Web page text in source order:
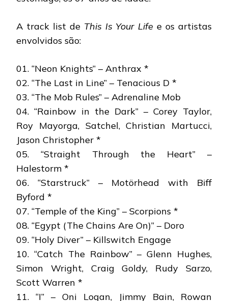
A track list de This Is Your Life e os artistas
envolvidos são:
01. “Neon Knights” – Anthrax *
02. “The Last in Line” – Tenacious D *
03. “The Mob Rules” – Adrenaline Mob
04. “Rainbow in the Dark” – Corey Taylor,
Roy Mayorga, Satchel, Christian Martucci,
Jason Christopher *
05. “Straight Through the Heart” –
Halestorm *
06. “Starstruck” – Motörhead with Biff
Byford *
07. “Temple of the King” – Scorpions *
08. “Egypt (The Chains Are On)” – Doro
09. “Holy Diver” – Killswitch Engage
10. “Catch The Rainbow” – Glenn Hughes,
Simon Wright, Craig Goldy, Rudy Sarzo,
Scott Warren *
11. “I” – Oni Logan, Jimmy Bain, Rowan